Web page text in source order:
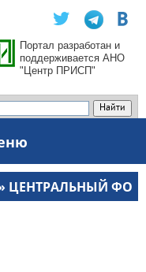
Портал разработан и
поддерживается АНО
"Центр ПРИСП"
ЦЕНТРАЛЬНЫЙ ФО